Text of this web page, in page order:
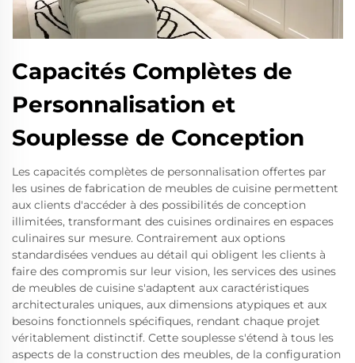
Capacités Complètes de
Personnalisation et
Souplesse de Conception
Les capacités complètes de personnalisation offertes par
les usines de fabrication de meubles de cuisine permettent
aux clients d'accéder à des possibilités de conception
illimitées, transformant des cuisines ordinaires en espaces
culinaires sur mesure. Contrairement aux options
standardisées vendues au détail qui obligent les clients à
faire des compromis sur leur vision, les services des usines
de meubles de cuisine s'adaptent aux caractéristiques
architecturales uniques, aux dimensions atypiques et aux
besoins fonctionnels spécifiques, rendant chaque projet
véritablement distinctif. Cette souplesse s'étend à tous les
aspects de la construction des meubles, de la configuration